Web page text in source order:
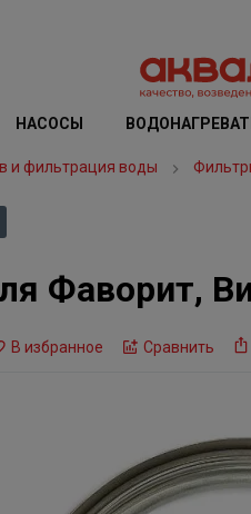
НАСОСЫ
и фильтрация воды
Фаворит,
В избранное Сравнить